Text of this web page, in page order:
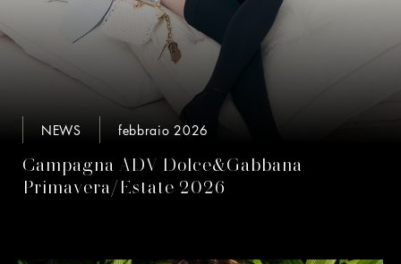
NEWS febbraio 2026
Campagna ADV Dolce&Gabbana
Primavera/Estate 2026